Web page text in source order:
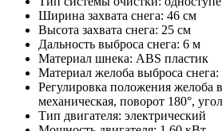
Ширина захвата снега: 46 см
Высота захвата снега: 25 см
Дальность выброса снега: 6 м
Материал шнека: ABS пластик
Материал желоба выброса снега:
Регулировка положения желоба
механическая, поворот 180°,
Тип двигателя: электрический